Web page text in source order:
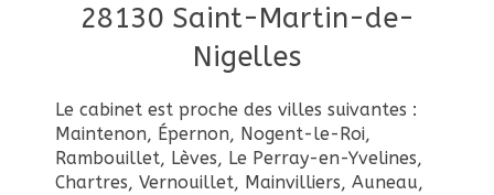
28130 Saint-Martin-de-
Nigelles
Le cabinet est proche des villes suivantes :
Maintenon, Épernon, Nogent-le-Roi,
Rambouillet, Lèves, Le Perray-en-Yvelines,
Chartres, Vernouillet, Mainvilliers, Auneau,